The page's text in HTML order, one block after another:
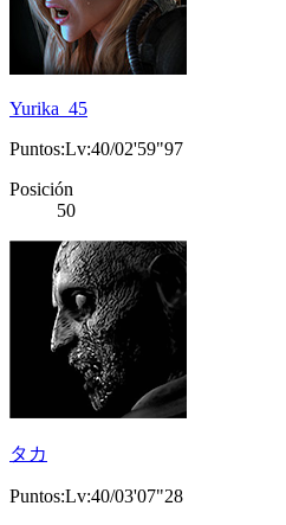
Yurika_45
Puntos:Lv:40/02'59"97
Posición
50
タカ
Puntos:Lv:40/03'07"28